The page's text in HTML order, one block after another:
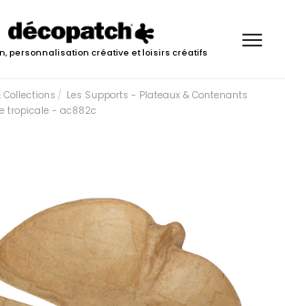
personnalisation créative et loisirs créatifs
Collections
Les Supports - Plateaux & Contenants
tropicale - ac882c